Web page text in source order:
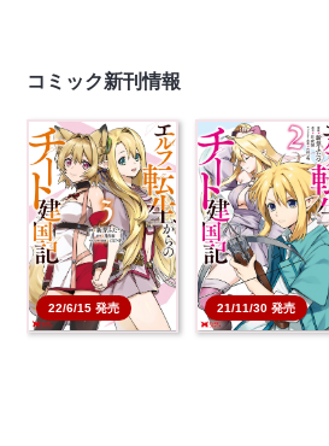
コミック新刊情報
22/6/15 発売 21/11/30 発売